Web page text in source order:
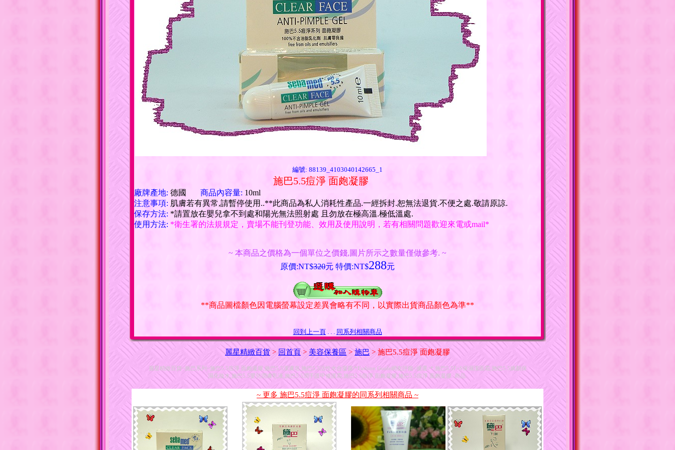
編號: 88139_4103040142665_1
施巴5.5痘淨 面皰凝膠
廠牌產地: 德國 商品內容量: 10ml
注意事項: 肌膚若有異常,請暫停使用..**此商品為私人消耗性產品.一經拆封.恕無法退貨.不便之處.敬請原諒.
保存方法: *請置放在嬰兒拿不到處和陽光無法照射處 且勿放在極高溫.極低溫處.
使用方法: *衛生署的法規規定，賣場不能刊登功能、效用及使用說明，若有相關問題歡迎來電或mail*
~ 本商品之價格為一個單位之價錢,圖片所示之數量僅做參考. ~
原價:NT$320元 特價:NT$288元
**商品圖檔顏色因電腦螢幕設定差異會略有不同，以實際出貨商品顏色為準**
回到上一頁. . . 同系列相關商品
麗星精緻百貨 > 回首頁 > 美容保養區 >施巴 > 施巴5.5痘淨 面皰凝膠
麗星精緻百貨~施巴系列~施巴5.5痘淨 面皰凝膠,施巴5.5潔膚皂,施巴5.5活性水合凝露/*Fashion Guide網友評鑑<優選>*,施巴5.5F+S保濕潔面霜,施巴5.5嬌顏保
濕化妝水,施巴5.5嬰兒潤膚乳液,施巴5.5潤手護甲修護霜,施巴5.5痘淨 面皰凝膠,施巴5.5痘淨 面皰凝膠..商品.
~ 更多 施巴5.5痘淨 面皰凝膠的同系列相關商品 ~